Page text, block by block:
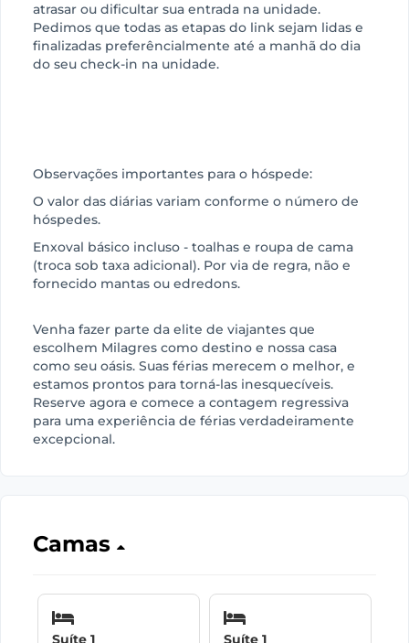
atrasar ou dificultar sua entrada na unidade.
Pedimos que todas as etapas do link sejam lidas e
finalizadas preferêncialmente até a manhã do dia
do seu check-in na unidade.
Observações importantes para o hóspede:
O valor das diárias variam conforme o número de
hóspedes.
Enxoval básico incluso - toalhas e roupa de cama
(troca sob taxa adicional). Por via de regra, não e
fornecido mantas ou edredons.
Venha fazer parte da elite de viajantes que
escolhem Milagres como destino e nossa casa
como seu oásis. Suas férias merecem o melhor, e
estamos prontos para torná-las inesquecíveis.
Reserve agora e comece a contagem regressiva
para uma experiência de férias verdadeiramente
excepcional.
Camas
Suíte 1 Suíte 1